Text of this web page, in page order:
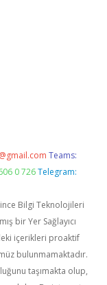
Teams:
0 726 Telegram:
Bilgi Teknolojileri
bir Yer Sağlayıcı
içerikleri proaktif
bulunmamaktadır.
taşımakta olup,